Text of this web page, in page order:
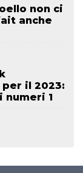
non ci
anche
per il 2023:
numeri 1